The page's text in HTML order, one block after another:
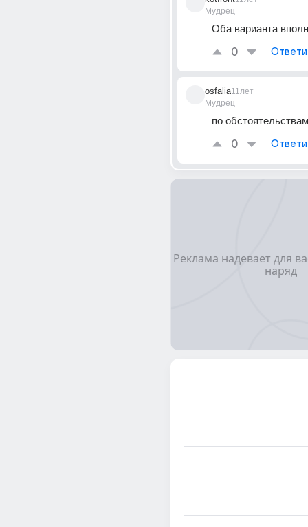
Мудрец
Оба варианта
0
osfalia
Мудрец
11лет
по обстоятельствам
0